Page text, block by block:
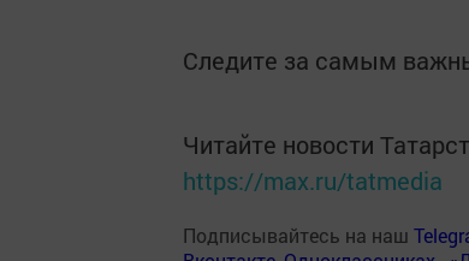
Следите за самым
Читайте новости
https://max.ru/tatmedia
Подписывайтесь на наш